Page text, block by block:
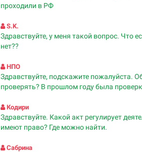
проходили в РФ
S.K.
Здравствуйте, у меня такой вопрос. Что
нет??
НПО
Здравствуйте, подскажите пожалуйста.
проверять? В прошлом году была
Кодири
Здравствуйте. Какой акт регулирует
имеют право? Где можно найти.
Сабрина